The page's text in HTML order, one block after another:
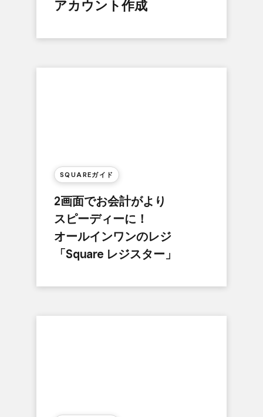
アカウント作成
SQUAREガイド
2画面で​お会計が​より​
スピーディーに！​
オールインワンの​レジ​
「Square レジスター」